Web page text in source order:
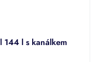
144 l s kanálkem